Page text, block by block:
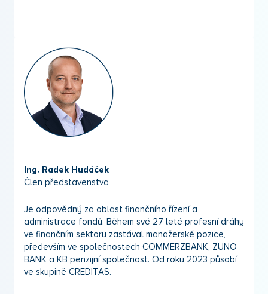
Ing. Radek Hudáček
Člen představenstva
Je odpovědný za oblast finančního řízení a
administrace fondů. Během své 27 leté profesní dráhy
ve finančním sektoru zastával manažerské pozice,
především ve společnostech COMMERZBANK, ZUNO
BANK a KB penzijní společnost. Od roku 2023 působí
ve skupině CREDITAS.